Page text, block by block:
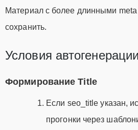
Материал с более длинными
сохранить.
Условия
Формирование Title
Если seo_title указан,
прогонки через